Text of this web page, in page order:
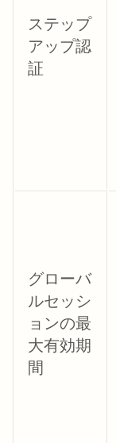
ステップ
アップ認
証
グローバ
ルセッシ
ョンの最
大有効期
間